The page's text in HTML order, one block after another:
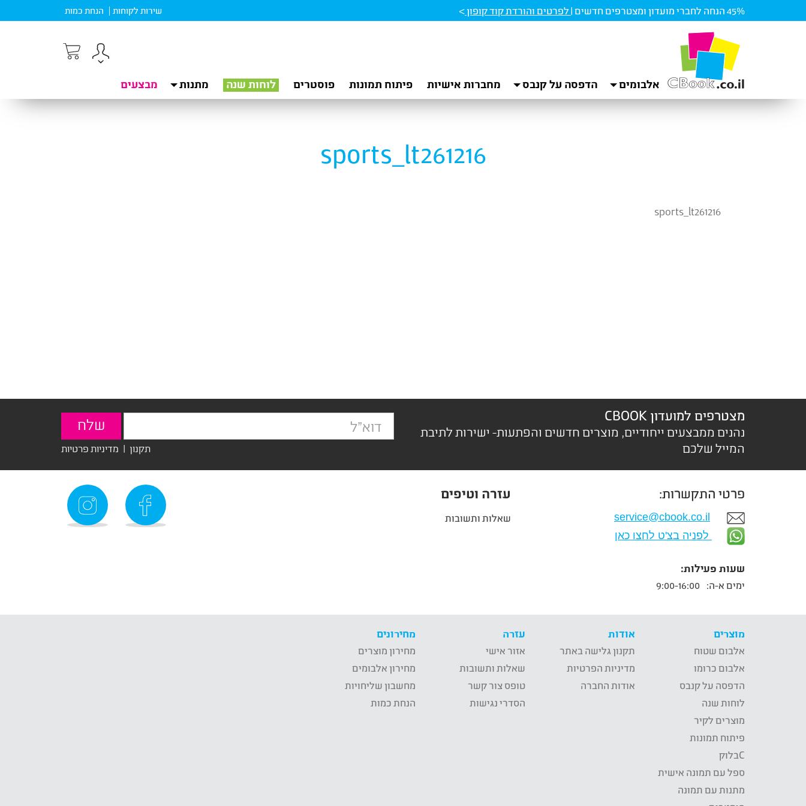
45% הנחה לחברי מועדון ומצטרפים חדשים | לפרטים והורדת קוד קופון> שירות לקוחות הנחת כמות
אלבומים הדפסה על קנבס מחברות אישיות פיתוח תמונות פוסטרים לוחות שנה מתנות מבצעים
sports_lt261216
sports_lt261216
מצטרפים למועדון CBOOK
נהנים ממבצעים ייחודיים, מוצרים חדשים והפתעות- ישירות לתיבת
המייל שלכם
תקנון | מדיניות פרטיות
פרטי התקשרות:
service@cbook.co.il
לפניה בצ'ט לחצו כאן
שעות פעילות:
ימים א-ה:
עזרה וטיפים
שאלות ותשובות
מוצרים
אלבום שטוח
אלבום כרומו
הדפסה על קנבס
לוחות שנה
מוצרים לקיר
פיתוח תמונות
Cבלוק
ספל עם תמונה אישית
מתנות עם תמונה
אודות
תקנון גלישה באתר
מדיניות הפרטיות
אודות החברה
עזרה
אזור אישי
שאלות ותשובות
טופס צור קשר
הסדרי נגישות
מחירונים
מחירון מוצרים
מחירון אלבומים
מחשבון שליחויות
הנחת כמות